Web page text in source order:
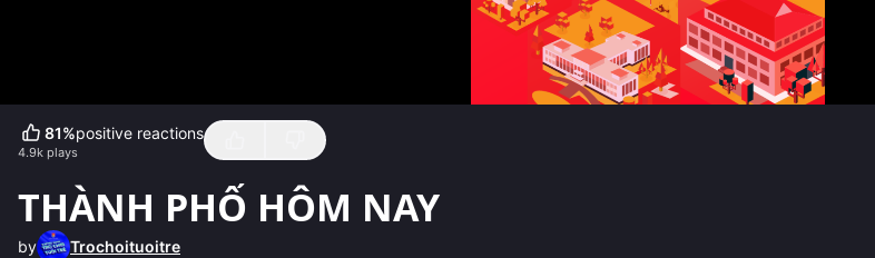
81%positive reactions
4.9k plays
THÀNH PHỐ HÔM NAY
by Trochoituoitre